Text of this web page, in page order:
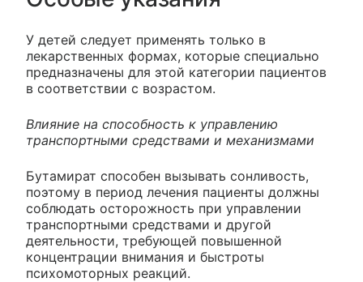
У детей следует применять только в
лекарственных формах, которые специально
предназначены для этой категории пациентов
в соответствии с возрастом.
Влияние на способность к управлению
транспортными средствами и механизмами
Бутамират способен вызывать сонливость,
поэтому в период лечения пациенты должны
соблюдать осторожность при управлении
транспортными средствами и другой
деятельности, требующей повышенной
концентрации внимания и быстроты
психомоторных реакций.